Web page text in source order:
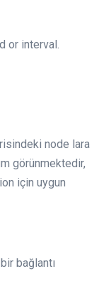
or interval.
node lara
görünmektedir,
için uygun
bağlantı